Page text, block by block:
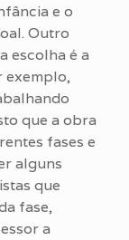
e o
Outro
escolha é a
exemplo,
que a obra
fases e
alguns
que
fase,
a